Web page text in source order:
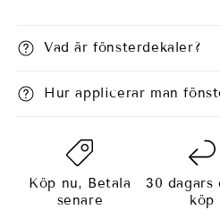
Vad är fönsterdekaler?
Hur applicerar man
Köp nu, Betala
senare
30 dagars
köp